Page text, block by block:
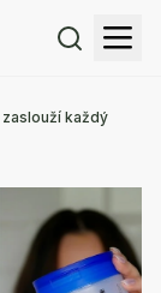
každý